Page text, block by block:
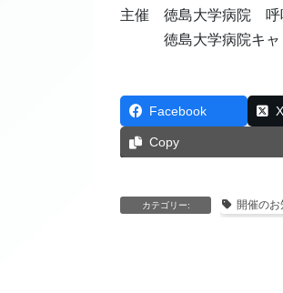
主催 徳島大学病院 呼
徳島大学病院キャリ
Facebook X
Copy
カテゴリー: 開催の